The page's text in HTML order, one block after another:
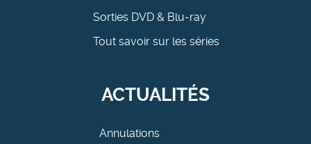
Sorties DVD & Blu-ray
Tout savoir sur les séries
ACTUALITÉS
Annulations